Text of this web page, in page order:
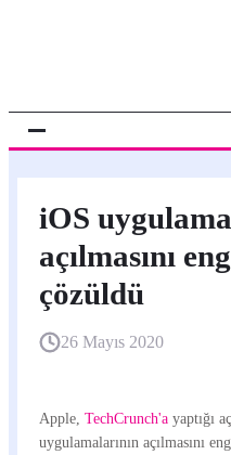
iOS
açılmasını
çözüldü
26 Mayıs 2020
Apple, TechCrunch'a yaptığı
uygulamalarının açılmasını